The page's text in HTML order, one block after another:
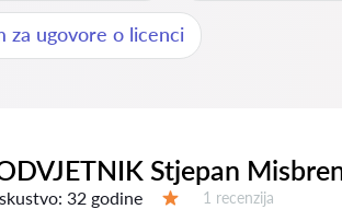
za ugovore o licenci
Stjepan
32 godine Recenzija:
1 recenzija